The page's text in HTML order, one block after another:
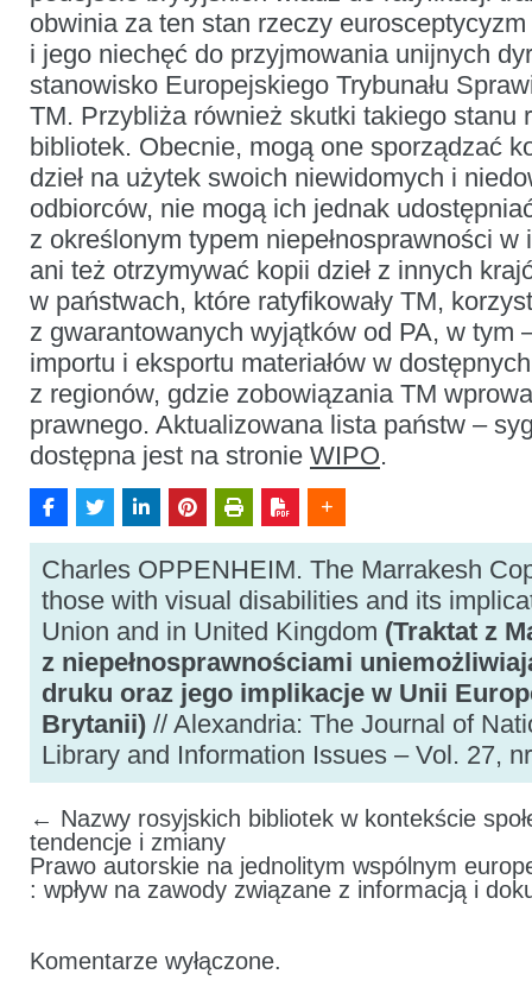
obwinia za ten stan rzeczy
i jego niechęć do przyjmowania unijnych
stanowisko Europejskiego Trybunału
TM. Przybliża również skutki takiego stanu
bibliotek. Obecnie, mogą one sporządzać
dzieł na użytek swoich niewidomych i
odbiorców, nie mogą ich jednak
z określonym typem niepełnosprawności
ani też otrzymywać kopii dzieł z innych
w państwach, które ratyfikowały TM,
z gwarantowanych wyjątków od PA, w tym
importu i eksportu materiałów w
z regionów, gdzie zobowiązania TM
prawnego. Aktualizowana lista państw –
dostępna jest na stronie WIPO.
Charles OPPENHEIM. The Marrakesh
those with visual disabilities and its
Union and in United Kingdom (Traktat z
z niepełnosprawnościami
druku oraz jego implikacje w Unii
Brytanii) // Alexandria: The Journal of
Library and Information Issues – Vol. 27,
← Nazwy rosyjskich bibliotek w kontekście
tendencje i zmiany
Prawo autorskie na jednolitym wspólnym
: wpływ na zawody związane z informacją i
Komentarze wyłączone.